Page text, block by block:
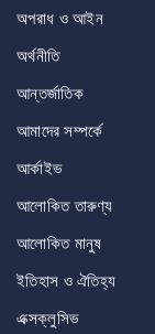
অপরাধ ও আইন
অর্থনীতি
আন্তর্জাতিক
আমাদের সম্পর্কে
আর্কাইভ
আলোকিত তারুণ্য
আলোকিত মানুষ
ইতিহাস ও ঐতিহ্য
এক্সক্লুসিভ